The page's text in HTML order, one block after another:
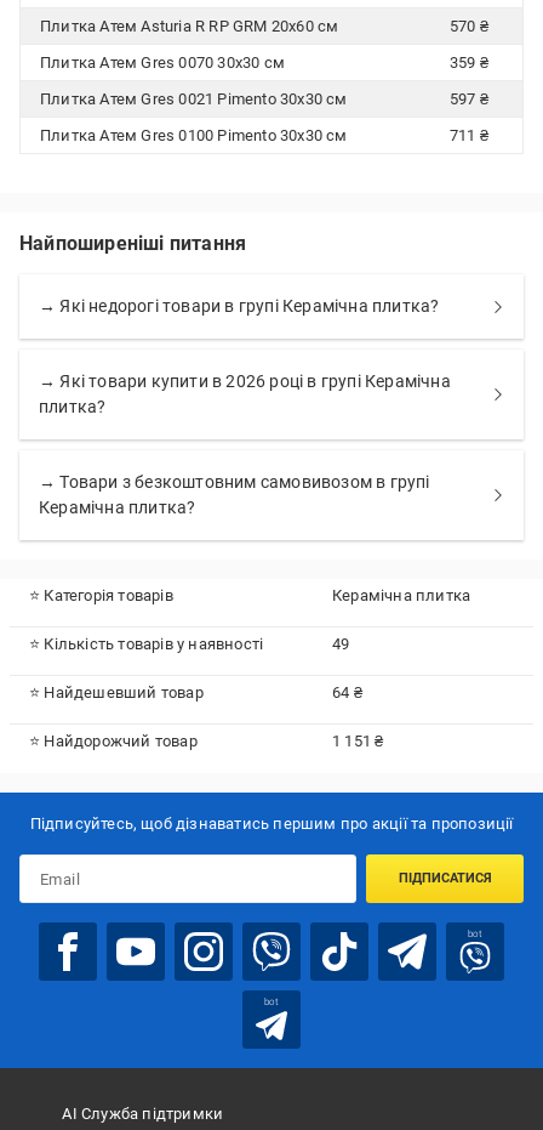
Плитка Атем Asturia R RP GRM 20х60 см
570 ₴
Плитка Атем Gres 0070 30x30 см
359 ₴
Плитка Атем Gres 0021 Pimento 30x30 см
597 ₴
Плитка Атем Gres 0100 Pimento 30x30 см
711 ₴
Найпоширеніші питання
→ Які недорогі товари в групі Керамічна плитка?
→ Які товари купити в 2026 році в групі Керамічна
плитка?
→ Товари з безкоштовним самовивозом в групі
Керамічна плитка?
⭐ Категорія товарів Керамічна плитка
⭐ Кількість товарів у наявності 49
⭐ Найдешевший товар 64 ₴
⭐ Найдорожчий товар 1 151 ₴
Підписуйтесь, щоб дізнаватись першим про акції та пропозиції
ПІДПИСАТИСЯ
bot
bot
АІ Служба підтримки